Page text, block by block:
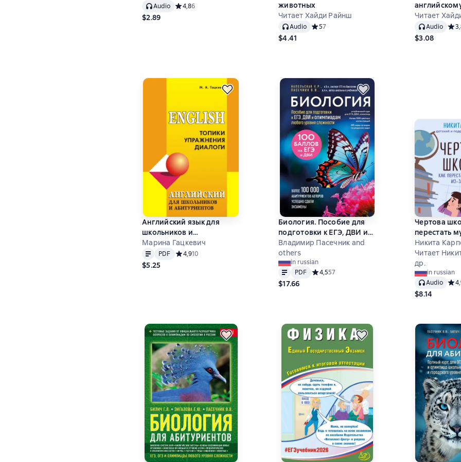
Audio Средний рейтинг 4,8 на основе 6 оценок
4,86
$2.89
животных
Читает Хайди Райнш
Audio Средний рейтинг 5 на основе 7 оценок
57
$4.41
Читает
Audio
$3.08
Английский язык для
школьников и
абитуриентов: Топики,
упражнения, диалоги
Марина Гацкевич
Text PDF
PDF Средний рейтинг 4,9 на основе 10 оценок
4,910
$5.25
Биология. Пособие для
подготовки к ЕГЭ, ДВИ и
олимпиадам любого
уровня сложности
Владимир Пасечник and
others
in russian
Text
PDF
PDF Средний рейтинг 4,5 на основе 57 оценок
4,557
$17.66
Чертова
перестать
учебы
Никита
Читает
др.
in russian
Audio
$8.14